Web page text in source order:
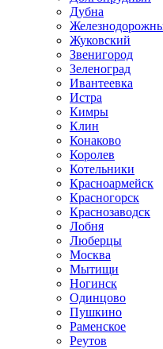
Дубна
Жуковский
Звенигород
Зеленоград
Ивантеевка
Истра
Кимры
Клин
Конаково
Королев
Котельники
Красноармейск
Красногорск
Краснозаводск
Лобня
Люберцы
Москва
Мытищи
Ногинск
Одинцово
Пушкино
Раменское
Реутов